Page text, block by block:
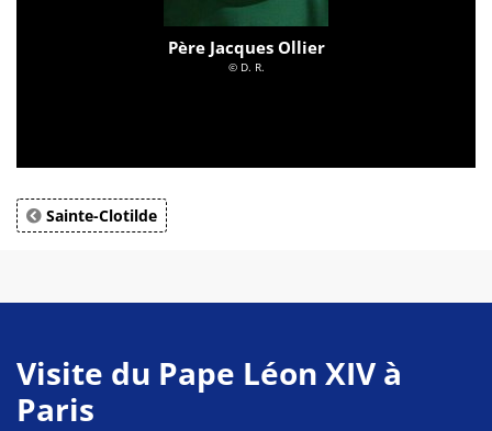
Père Jacques Ollier
© D. R.
Sainte-Clotilde
Visite du Pape Léon XIV à
Paris